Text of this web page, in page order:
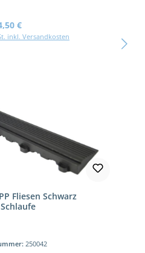
Preis:
€
inkl. Versandkosten
Fliesen Schwarz
250042